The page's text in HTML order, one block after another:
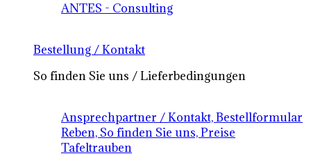
ANTES - Consulting
Bestellung / Kontakt
So finden Sie uns / Lieferbedingungen
Ansprechpartner / Kontakt, Bestellformular
Reben, So finden Sie uns, Preise
Tafeltrauben